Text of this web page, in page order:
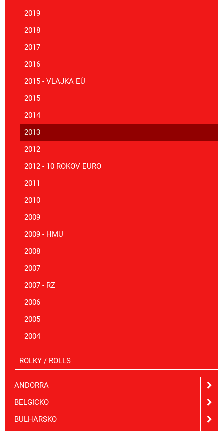
2019
2018
2017
2016
2015 - VLAJKA EÚ
2015
2014
2013
2012
2012 - 10 ROKOV EURO
2011
2010
2009
2009 - HMU
2008
2007
2007 - RZ
2006
2005
2004
ROLKY / ROLLS
ANDORRA
BELGICKO
BULHARSKO